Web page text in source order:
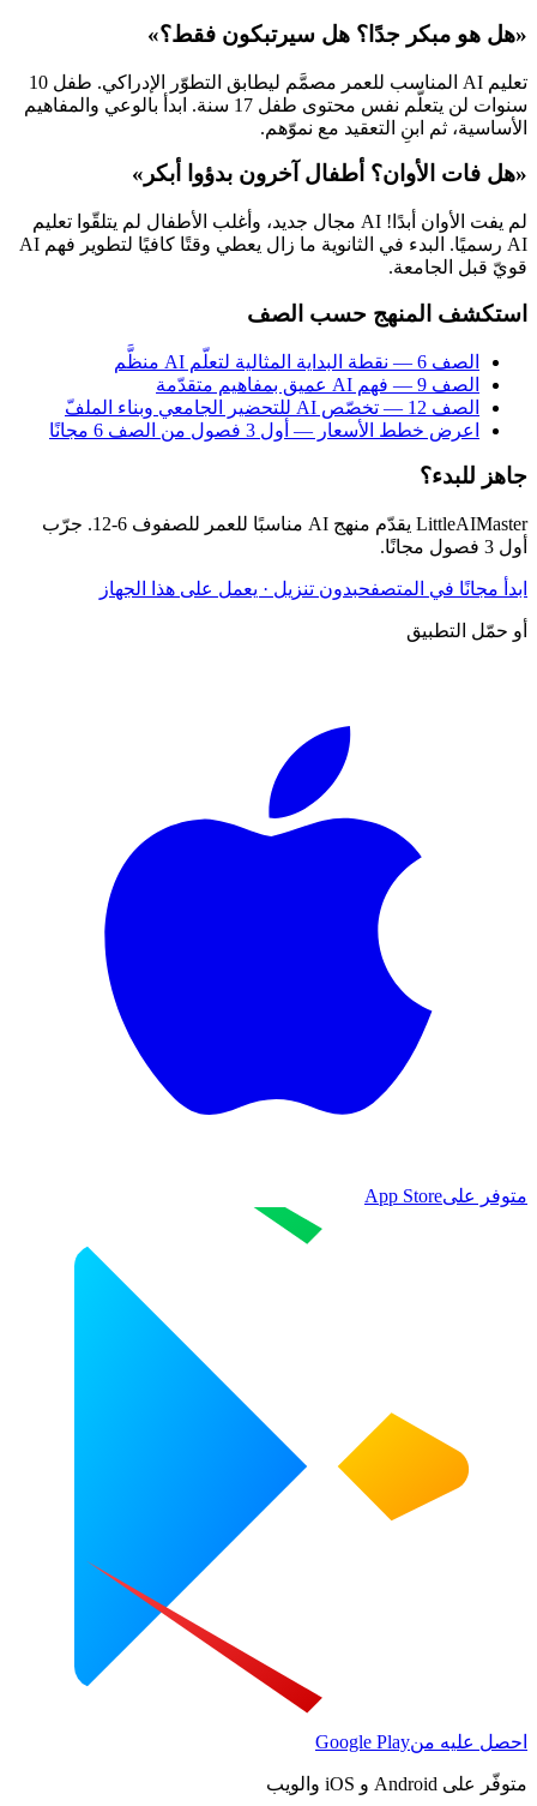
«هل هو مبكر جدًا؟ هل سيرتبكون فقط؟»
تعليم AI المناسب للعمر مصمَّم ليطابق التطوّر الإدراكي. طفل 10
سنوات لن يتعلّم نفس محتوى طفل 17 سنة. ابدأ بالوعي والمفاهيم
الأساسية، ثم ابنِ التعقيد مع نموّهم.
«هل فات الأوان؟ أطفال آخرون بدؤوا أبكر»
لم يفت الأوان أبدًا! AI مجال جديد، وأغلب الأطفال لم يتلقّوا تعليم
AI رسميًا. البدء في الثانوية ما زال يعطي وقتًا كافيًا لتطوير فهم AI
قويّ قبل الجامعة.
استكشف المنهج حسب الصف
الصف 6 — نقطة البداية المثالية لتعلّم AI منظَّم
الصف 9 — فهم AI عميق بمفاهيم متقدّمة
الصف 12 — تخصّص AI للتحضير الجامعي وبناء الملفّ
اعرض خطط الأسعار — أول 3 فصول من الصف 6 مجانًا
جاهز للبدء؟
LittleAIMaster يقدّم منهج AI مناسبًا للعمر للصفوف 6-12. جرّب
أول 3 فصول مجانًا.
ابدأ مجانًا في المتصفحبدون تنزيل · يعمل على هذا الجهاز
أو حمّل التطبيق
متوفر علىApp Store
احصل عليه منGoogle Play
متوفّر على Android و iOS والويب